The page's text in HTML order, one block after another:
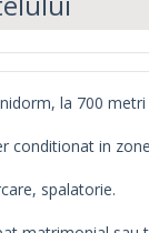
la 700 metri
conditionat in
spalatorie.